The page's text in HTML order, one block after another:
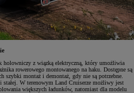
holowniczy z wiązką elektryczną, który umożliwia
rowerowego montowanego na haku. Dostępne są
szybki montaż i demontaż, gdy nie są potrzebne.
W terenowym Land Cruiserze możliwy jest
większych ładunków, natomiast dla modelu